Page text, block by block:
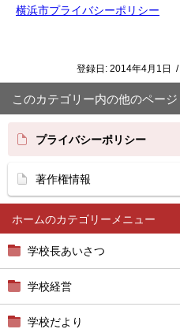
ホーム
学校長あいさつ
学校経営
学校だより
横浜市プライバシーポリシー
登録日: 2014年4月1日 /
このカテゴリー内の他のページ
プライバシーポリシー
著作権情報